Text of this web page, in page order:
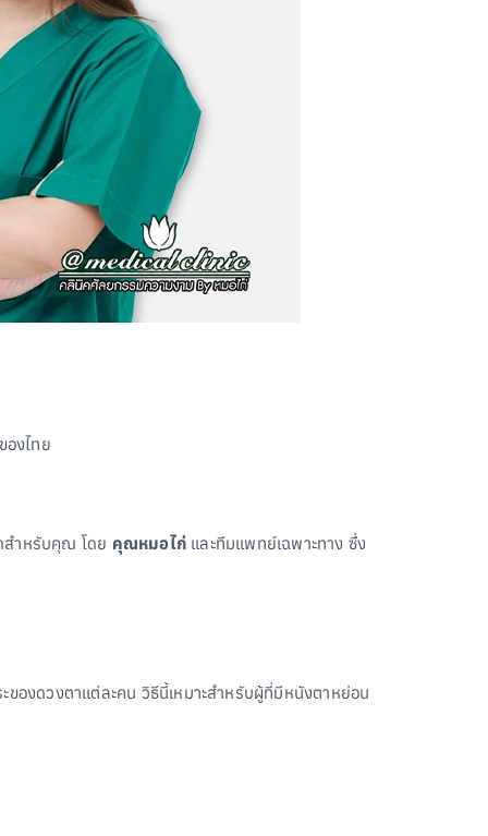
งไทย
สำหรับคุณ โดย คุณหมอไก่ และทีมแพทย์เฉพาะทาง ซึ่ง
องดวงตาแต่ละคน วิธีนี้เหมาะสำหรับผู้ที่มีหนังตาหย่อน